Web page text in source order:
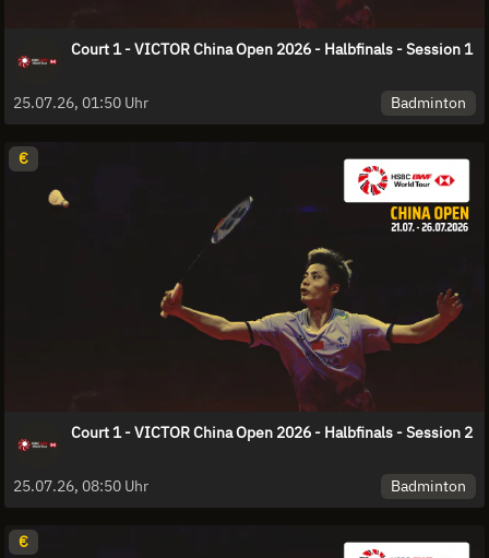
Court 1 - VICTOR China Open 2026 - Halbfinals - Session 1
25.07.26, 01:50 Uhr Badminton
€
Court 1 - VICTOR China Open 2026 - Halbfinals - Session 2
25.07.26, 08:50 Uhr Badminton
€